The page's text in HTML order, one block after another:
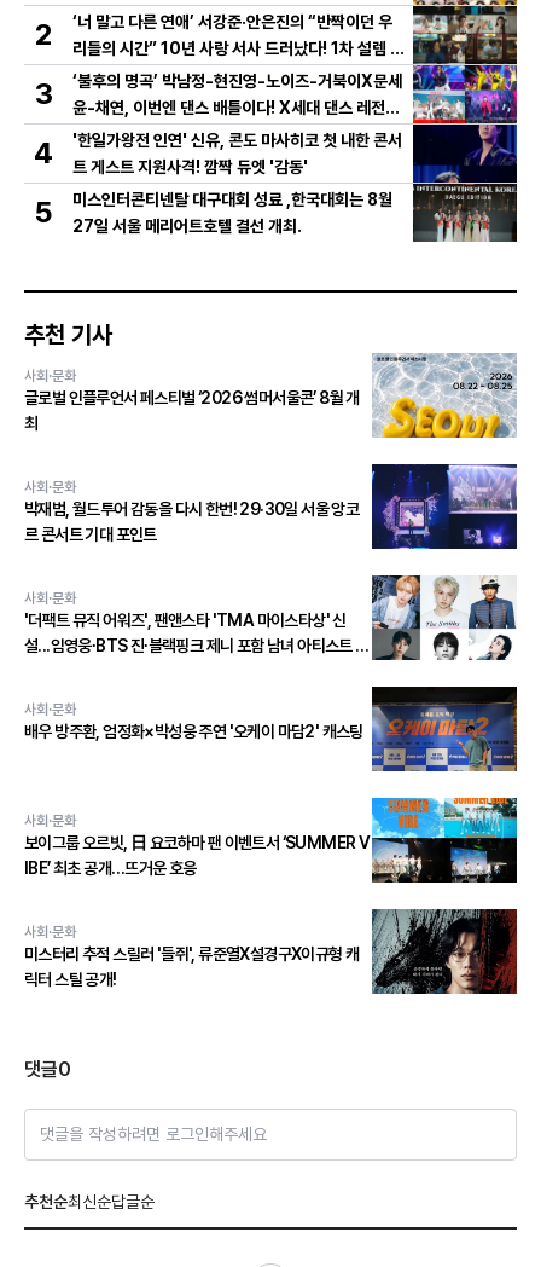
2
‘너 말고 다른 연애’ 서강준·안은진의 “반짝이던 우
리들의 시간” 10년 사랑 서사 드러났다! 1차 설렘 티
저 영상 공개!
3
‘불후의 명곡’ 박남정-현진영-노이즈-거북이X문세
윤-채연, 이번엔 댄스 배틀이다! X세대 댄스 레전드
총출동! 댄스 본능 깨운다!
4
'한일가왕전 인연' 신유, 콘도 마사히코 첫 내한 콘서
트 게스트 지원사격! 깜짝 듀엣 '감동'
5
미스인터콘티넨탈 대구대회 성료 ,한국대회는 8월
27일 서울 메리어트호텔 결선 개최.
추천 기사
사회·문화
글로벌 인플루언서 페스티벌 ‘2026 썸머서울콘’ 8월 개
최
사회·문화
박재범, 월드투어 감동을 다시 한번! 29·30일 서울 앙코
르 콘서트 기대 포인트
사회·문화
'더팩트 뮤직 어워즈', 팬앤스타 'TMA 마이스타상' 신
설...임영웅∙BTS 진∙블랙핑크 제니 포함 남녀 아티스트 상
사회·문화
배우 방주환, 엄정화×박성웅 주연 '오케이 마담2' 캐스팅
사회·문화
보이그룹 오르빗, 日 요코하마 팬 이벤트서 ‘SUMMER V
IBE’ 최초 공개…뜨거운 호응
사회·문화
미스터리 추적 스릴러 '들쥐', 류준열X설경구X이규형 캐
릭터 스틸 공개!
댓글0
댓글을 작성하려면 로그인해주세요
추천순최신순답글순